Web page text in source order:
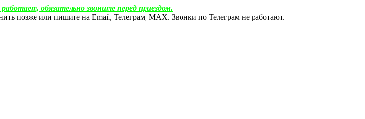
обязательно звоните перед приездом.
позже или пишите на Email, Телеграм, МАХ. Звонки по Телеграм не работают.